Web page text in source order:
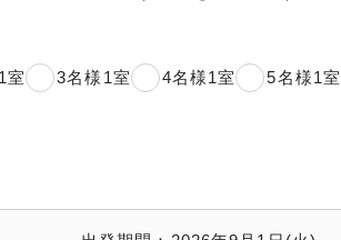
室 3名様1室 4名様1室 5名様1室